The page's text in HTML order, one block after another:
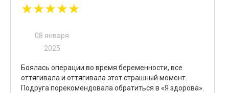
★★★★★
08 января
2025
Боялась операции во время беременности, все
оттягивала и оттягивала этот страшный момент.
Подруга порекомендовала обратиться в «Я здорова».